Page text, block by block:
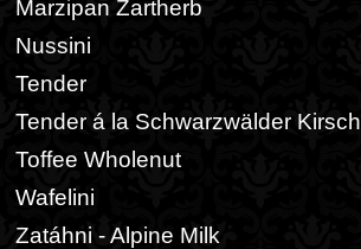
Marzipan Zartherb
Nussini
Tender
Tender á la Schwarzwälder Kirsch
Toffee Wholenut
Wafelini
Zatáhni - Alpine Milk